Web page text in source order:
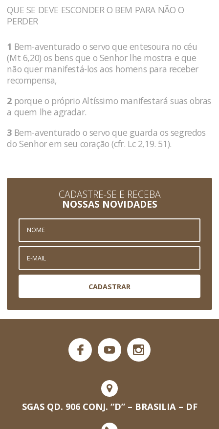
QUE SE DEVE ESCONDER O BEM PARA NÃO O
PERDER
1 Bem-aventurado o servo que entesoura no céu
(Mt 6,20) os bens que o Senhor lhe mostra e que
não quer manifestá-los aos homens para receber
recompensa,
2 porque o próprio Altíssimo manifestará suas obras
a quem lhe agradar.
3 Bem-aventurado o servo que guarda os segredos
do Senhor em seu coração (cfr. Lc 2,19. 51).
CADASTRE-SE E RECEBA
NOSSAS NOVIDADES
CADASTRAR
SGAS QD. 906 CONJ. “D” – BRASILIA – DF